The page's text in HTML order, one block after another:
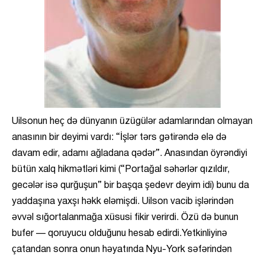
Uilsonun heç də dünyanın üzügülər adamlarından olmayan
anasının bir deyimi vardı: “İşlər tərs gətirəndə elə də
davam edir, adamı ağladana qədər”. Anasından öyrəndiyi
bütün xalq hikmətləri kimi (“Portağal səhərlər qızıldır,
gecələr isə qurğuşun” bir başqa şedevr deyim idi) bunu da
yaddaşına yaxşı həkk eləmişdi. Uilson vacib işlərindən
əvvəl sığortalanmağa xüsusi fikir verirdi. Özü də bunun
bufer — qoruyucu olduğunu hesab edirdi.Yetkinliyinə
çatandan sonra onun həyatında Nyu-York səfərindən